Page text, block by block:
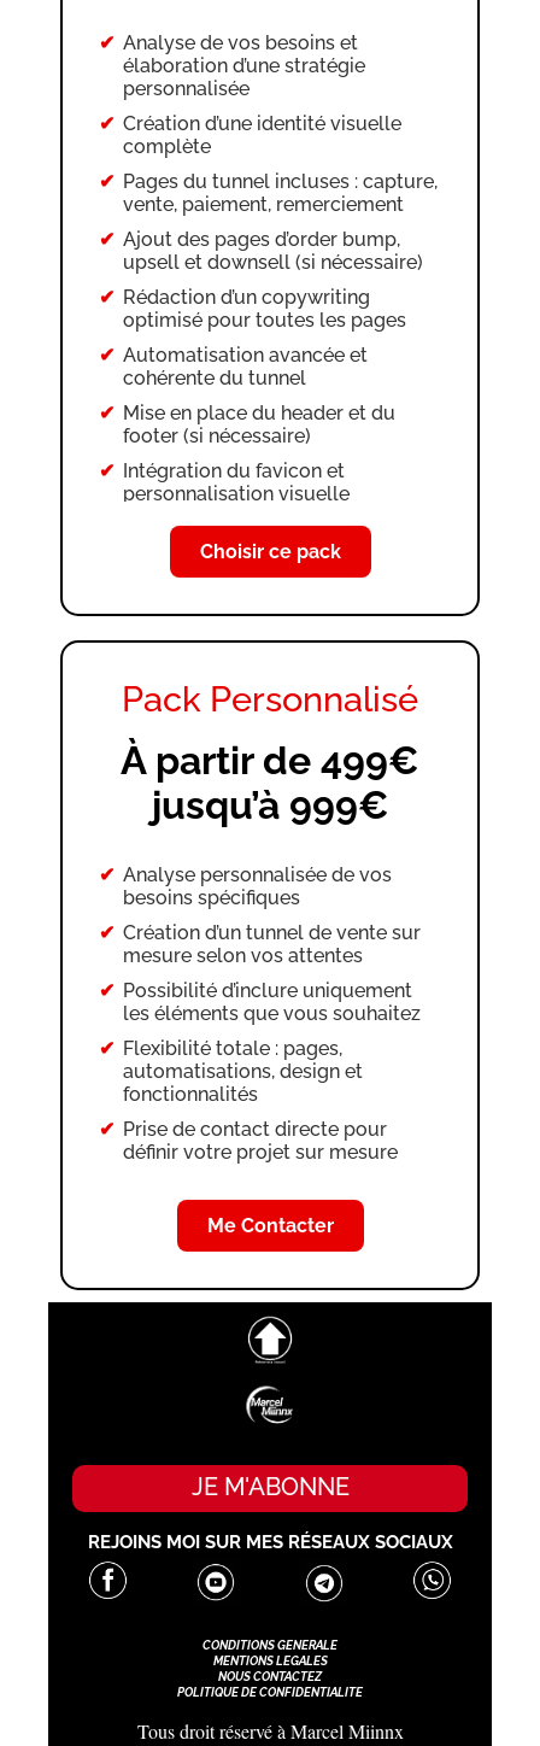
Analyse de vos besoins et
élaboration d’une stratégie
personnalisée
Création d’une identité visuelle
complète
Pages du tunnel incluses : capture,
vente, paiement, remerciement
Ajout des pages d’order bump,
upsell et downsell (si nécessaire)
Rédaction d’un copywriting
optimisé pour toutes les pages
Automatisation avancée et
cohérente du tunnel
Mise en place du header et du
footer (si nécessaire)
Intégration du favicon et
personnalisation visuelle
Création des CGV et mentions
des e-mails
Configuration et authentification
domaine
Création et intégration de produits
physiques (si nécessaire)
Création d’une interface formation
tunnel
Création de 2 newsletters
Mise en place de 2 campagnes e-
mails
Création et gestion des tags
Configuration des règles
d’automatisation d’e-mails
Optimisation pour mobile et
ordinateur
Choisir ce pack
Pack Personnalisé
À partir de 499€
jusqu’à 999€
Analyse personnalisée de vos
besoins spécifiques
Création d’un tunnel de vente sur
mesure selon vos attentes
Possibilité d’inclure uniquement
les éléments que vous souhaitez
Flexibilité totale : pages,
automatisations, design et
fonctionnalités
Prise de contact directe pour
définir votre projet sur mesure
Me Contacter
JE M'ABONNE
REJOINS MOI SUR MES RÉSEAUX SOCIAUX
CONDITIONS GENERALE
MENTIONS LEGALES
NOUS CONTACTEZ
POLITIQUE DE CONFIDENTIALITE
Tous droit réservé à Marcel Miinnx